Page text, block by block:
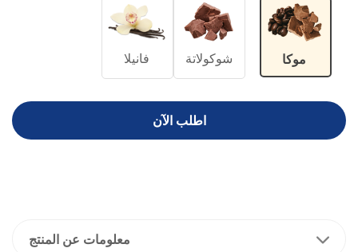
موكا شوكولاتة فانيلا
اطلب الآن
معلومات عن المنتج